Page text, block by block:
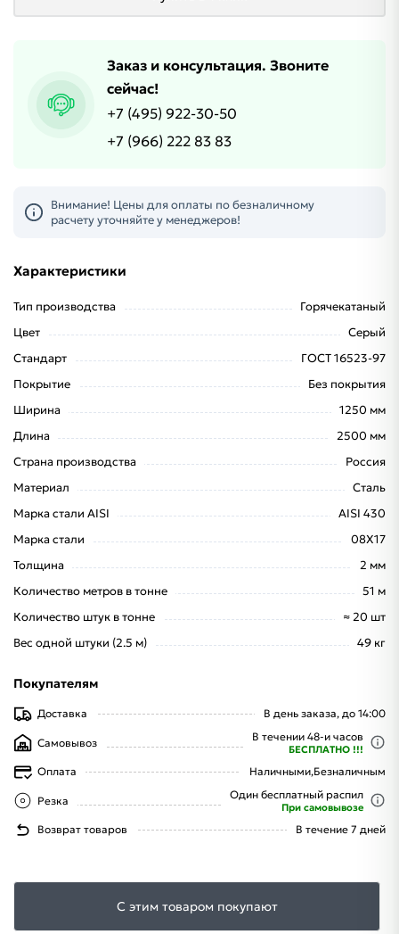
Заказ и консультация. Звоните
сейчас!
+7 (495) 922-30-50
+7 (966) 222 83 83
Внимание! Цены для оплаты по безналичному
расчету уточняйте у менеджеров!
Характеристики
Тип производства
Горячекатаный
Цвет
Серый
Стандарт
ГОСТ 16523-97
Покрытие
Без покрытия
Ширина
1250 мм
Длина
2500 мм
Страна производства
Россия
Материал
Сталь
Марка стали AISI
AISI 430
Марка стали
08Х17
Толщина
2 мм
Количество метров в тонне
51 м
Количество штук в тонне
≈ 20 шт
Вес одной штуки (2.5 м)
49 кг
Покупателям
Доставка В день заказа, до 14:00
Самовывоз В течении 48-и часов
БЕСПЛАТНО !!!
Оплата Наличными,Безналичным
Резка Один бесплатный распил
При самовывозе
Возврат товаров В течение 7 дней
С этим товаром покупают